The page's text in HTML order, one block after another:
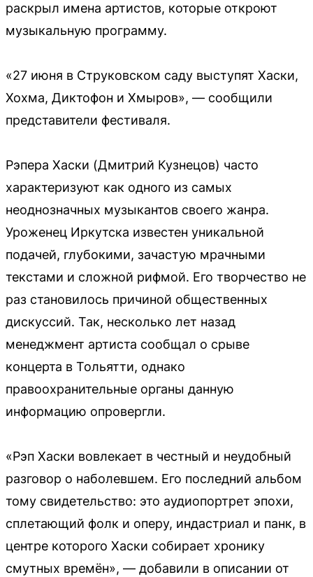
раскрыл имена артистов, которые откроют
музыкальную программу.
«27 июня в Струковском саду выступят Хаски,
Хохма, Диктофон и Хмыров», — сообщили
представители фестиваля.
Рэпера Хаски (Дмитрий Кузнецов) часто
характеризуют как одного из самых
неоднозначных музыкантов своего жанра.
Уроженец Иркутска известен уникальной
подачей, глубокими, зачастую мрачными
текстами и сложной рифмой. Его творчество не
раз становилось причиной общественных
дискуссий. Так, несколько лет назад
менеджмент артиста сообщал о срыве
концерта в Тольятти, однако
правоохранительные органы данную
информацию опровергли.
«Рэп Хаски вовлекает в честный и неудобный
разговор о наболевшем. Его последний альбом
тому свидетельство: это аудиопортрет эпохи,
сплетающий фолк и оперу, индастриал и панк, в
центре которого Хаски собирает хронику
смутных времён», — добавили в описании от